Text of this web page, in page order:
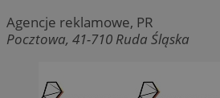
Agencje reklamowe, PR
Pocztowa, 41-710 Ruda Śląska